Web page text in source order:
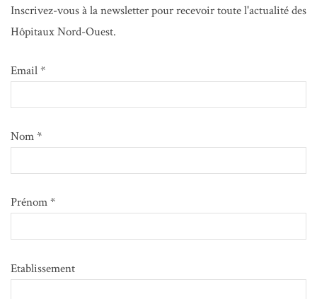
Inscrivez-vous à la newsletter pour recevoir toute l'actualité des
Hôpitaux Nord-Ouest.
Email *
Nom *
Prénom *
Etablissement